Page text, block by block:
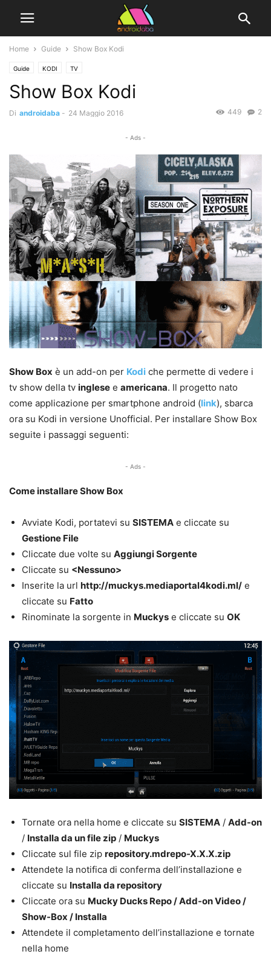
Home Guide Show Box Kodi
Guide KODI TV
Show Box Kodi
Di androidaba - 24 Maggio 2016 2
449
- Ads -
Show Box è un add-on per Kodi che permette di vedere i
tv show della tv inglese e americana. Il progetto nato
come applicazione per smartphone android (link), sbarca
ora su Kodi in versione Unofficial. Per installare Show Box
seguite i passaggi seguenti:
- Ads -
Come installare Show Box
Avviate Kodi, portatevi su SISTEMA e cliccate su
Gestione File
Cliccate due volte su Aggiungi Sorgente
Cliccate su <Nessuno>
Inserite la url http://muckys.mediaportal4kodi.ml/ e
cliccate su Fatto
Rinominate la sorgente in Muckys e cliccate su OK
Tornate ora nella home e cliccate su SISTEMA / Add-on
/ Installa da un file zip / Muckys
Cliccate sul file zip repository.mdrepo-X.X.X.zip
Attendete la notifica di conferma dell’installazione e
cliccate su Installa da repository
Cliccate ora su Mucky Ducks Repo / Add-on Video /
Show-Box / Installa
Attendete il completamento dell’installazione e tornate
nella home